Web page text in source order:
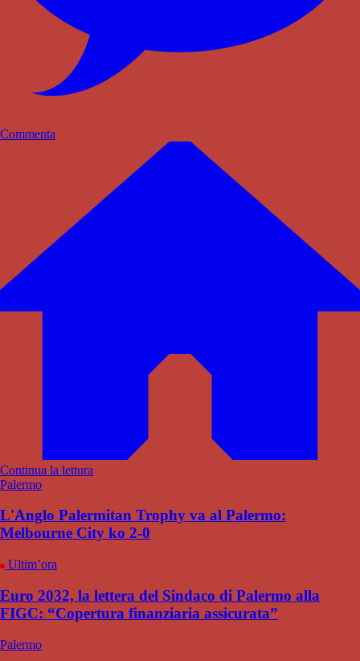
Commenta
Continua la lettura
Palermo
L'Anglo Palermitan Trophy va al Palermo:
Melbourne City ko 2-0
Ultim’ora
Euro 2032, la lettera del Sindaco di Palermo alla
FIGC: “Copertura finanziaria assicurata”
Palermo